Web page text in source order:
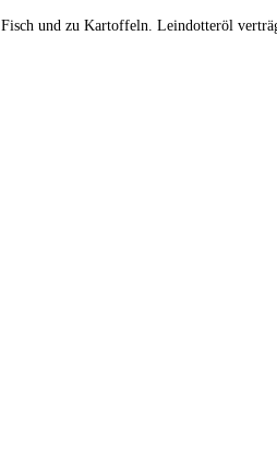
und zu Kartoffeln. Leindotteröl